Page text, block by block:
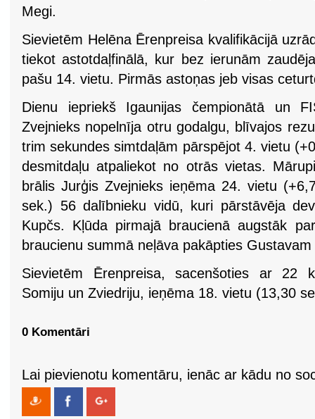
Megi.
Sievietēm Helēna Ērenpreisa kvalifikācijā
tiekot astotdaļfinālā, kur bez ierunām
pašu 14. vietu. Pirmās astoņas jeb visas
Dienu iepriekš Igaunijas čempionātā un
Zvejnieks nopelnīja otru godalgu, blīvajos
trim sekundes simtdaļām pārspējot 4. vietu
desmitdaļu atpaliekot no otrās vietas.
brālis Jurģis Zvejnieks ieņēma 24. vietu
sek.) 56 dalībnieku vidū, kuri pārstāvēja
Kupčs. Kļūda pirmajā braucienā augstāk
braucienu summā neļāva pakāpties
Sievietēm Ērenpreisa, sacenšoties ar 22
Somiju un Zviedriju, ieņēma 18. vietu (13,30
0 Komentāri
Lai pievienotu komentāru, ienāc ar kādu no